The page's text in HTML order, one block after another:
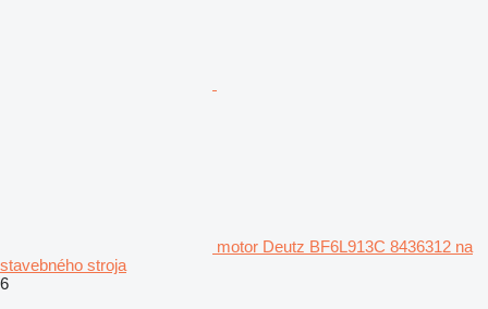
motor Deutz BF6L913C 8436312 na
stavebného stroja
6